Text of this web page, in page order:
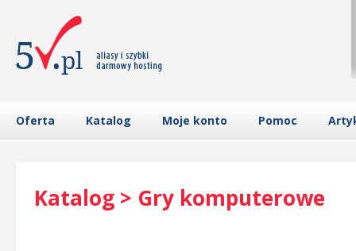
Oferta Katalog Moje konto Pomoc
Katalog > Gry komputerowe